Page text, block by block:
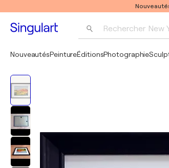
Rechercher New
NouveautésPeintureÉditionsPhotographie